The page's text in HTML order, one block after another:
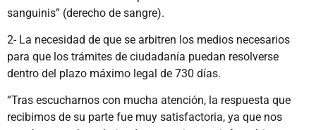
sanguinis” (derecho de sangre).
2- La necesidad de que se arbitren los medios necesarios
para que los trámites de ciudadanía puedan resolverse
dentro del plazo máximo legal de 730 días.
“Tras escucharnos con mucha atención, la respuesta que
recibimos de su parte fue muy satisfactoria, ya que nos